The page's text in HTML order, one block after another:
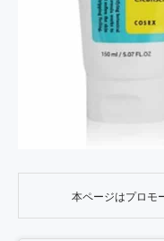
本ページはプロモ